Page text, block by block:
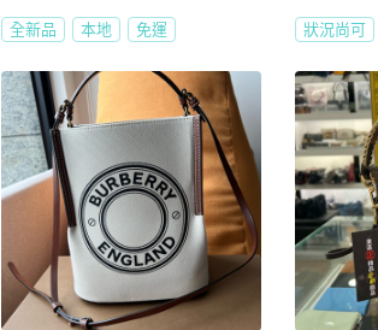
全新品 本地 免運 狀況尚可